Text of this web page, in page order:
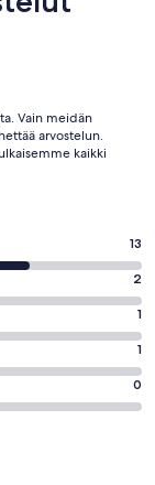
Vain meidän
arvostelun.
kaikki
13
2
1
1
0